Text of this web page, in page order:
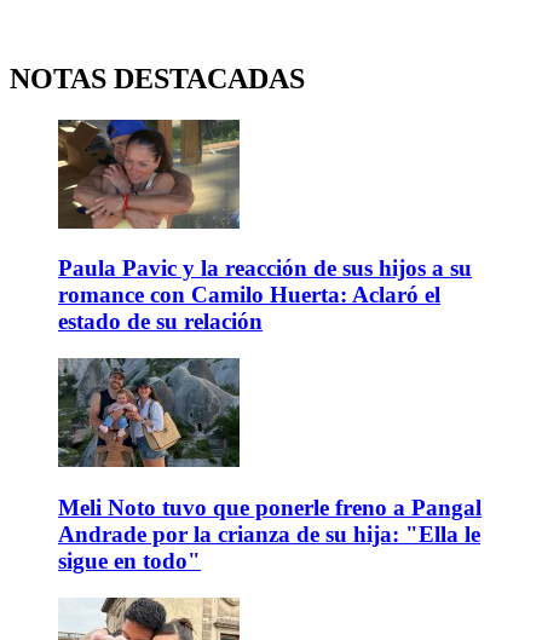
NOTAS DESTACADAS
Paula Pavic y la reacción de sus hijos a su
romance con Camilo Huerta: Aclaró el
estado de su relación
Meli Noto tuvo que ponerle freno a Pangal
Andrade por la crianza de su hija: "Ella le
sigue en todo"